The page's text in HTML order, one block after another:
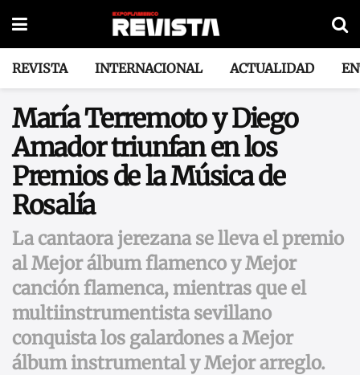
REVISTA INTERNACIONAL ACTUALIDAD
María Terremoto y Diego
Amador triunfan en los
Premios de la Música de
Rosalía
La cantaora jerezana se lleva el premio
al Mejor álbum flamenco y Mejor
canción flamenca, mientras que el
multiinstrumentista sevillano
conquista los galardones a Mejor
álbum instrumental y Mejor arreglo.